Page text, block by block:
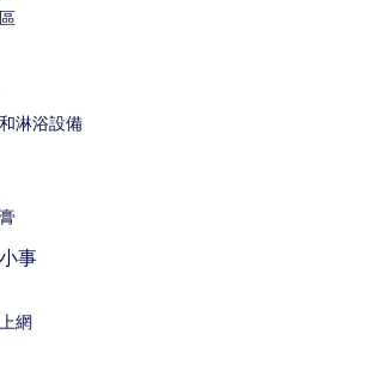
淋浴設備
事
網